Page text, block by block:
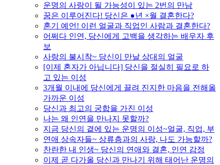
운명의 사랑이 될 가능성이 있는 2번의 만남
꿈은 이루어진다! 당신은 ●년 ×월 결혼한다?
혼기 예언! 이런 얼굴과 직업인 사람과 결혼한다?
어쩌다 인연, 당신에게 고백을 생각하는 배우자 후
보
사랑의 불시착~ 당신이 만날 상대의 얼굴
[이제 혼자가 아닙니다] 당신을 절실히 필요로 하
고 있는 이성
3개월 이내에 당신에게 끌려 진지한 마음을 전해올
가까운 이성
당신과 최고의 궁합을 가진 이성
나는 왜 인연을 만나지 못할까?
지금 당신의 곁에 있는 운명의 이성~얼굴, 직업, 부
연애 상속자들~ 상류층과의 사랑, 나도 가능할까?
찬란한 내 인생~ 당신의 연애와 결혼, 인연 감정
이제 곧 다가올 당신과 만나기 위해 태어난 운명의